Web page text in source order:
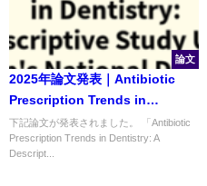
論文
2025年論文発表｜Antibiotic
Prescription Trends in
Dentistry: A Descriptive Study
Using Japan's National
Database
下記論文が発表されました。 「Antibiotic
Prescription Trends in Dentistry: A
Descript...